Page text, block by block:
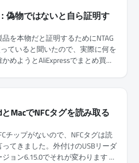
偽物ではないと自ら証明す
を本物だと証明するためにNTAG
ていると聞いたので、実際に何を
めようとAliExpressでまとめ買い
す。すべての鍵、すべてのファ
チップ自体の設定まで。
MacでNFCタグを読み取る
チップがないので、NFCタグは読
てきました。外付けのUSBリーダ
ョン6.15.0でそれが変わります -